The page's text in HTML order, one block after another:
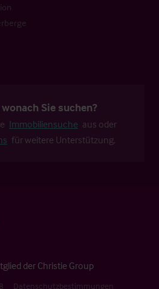
Sie suchen?
Immobiliensuche aus oder
für weitere Unterstützung.
der Christie Group
Datenschutzbestimmungen